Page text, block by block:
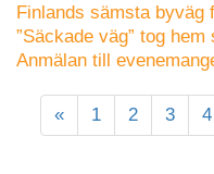
Finlands sämsta byväg
”Säckade väg” tog hem
Anmälan till
« 1 2 3 4